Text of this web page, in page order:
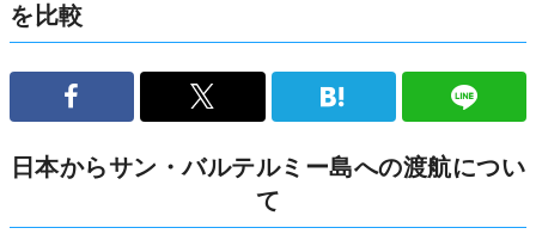
を比較
日本からサン・バルテルミー島への渡航につい
て